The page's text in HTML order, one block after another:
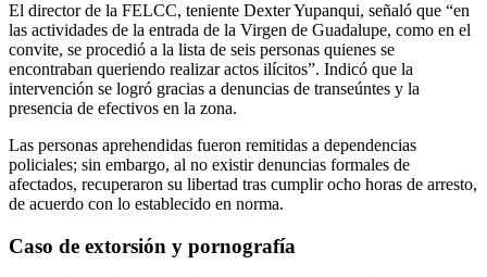
El director de la FELCC, teniente Dexter Yupanqui, señaló que “en
las actividades de la entrada de la Virgen de Guadalupe, como en el
convite, se procedió a la lista de seis personas quienes se
encontraban queriendo realizar actos ilícitos”. Indicó que la
intervención se logró gracias a denuncias de transeúntes y la
presencia de efectivos en la zona.
Las personas aprehendidas fueron remitidas a dependencias
policiales; sin embargo, al no existir denuncias formales de
afectados, recuperaron su libertad tras cumplir ocho horas de arresto,
de acuerdo con lo establecido en norma.
Caso de extorsión y pornografía